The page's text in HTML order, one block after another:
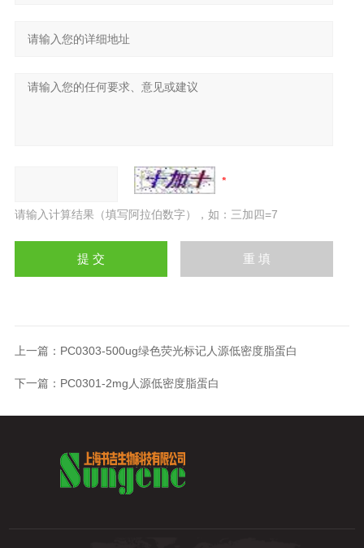
请输入计算结果（填写阿拉伯数字），如：三加四=7
上一篇： PC0303-500ug绿色荧光标记人源低密度脂蛋白
下一篇： PC0301-2mg人源低密度脂蛋白